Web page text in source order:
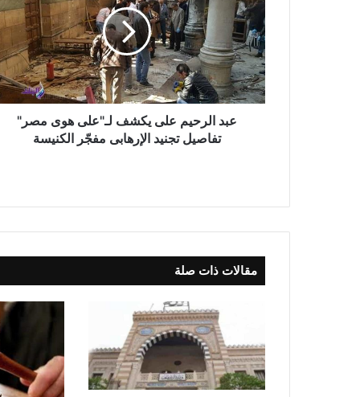
عبد الرحيم على يكشف لـ"على هوى مصر"
تفاصيل تجنيد الإرهابى مفجّر الكنيسة
مقالات ذات صلة